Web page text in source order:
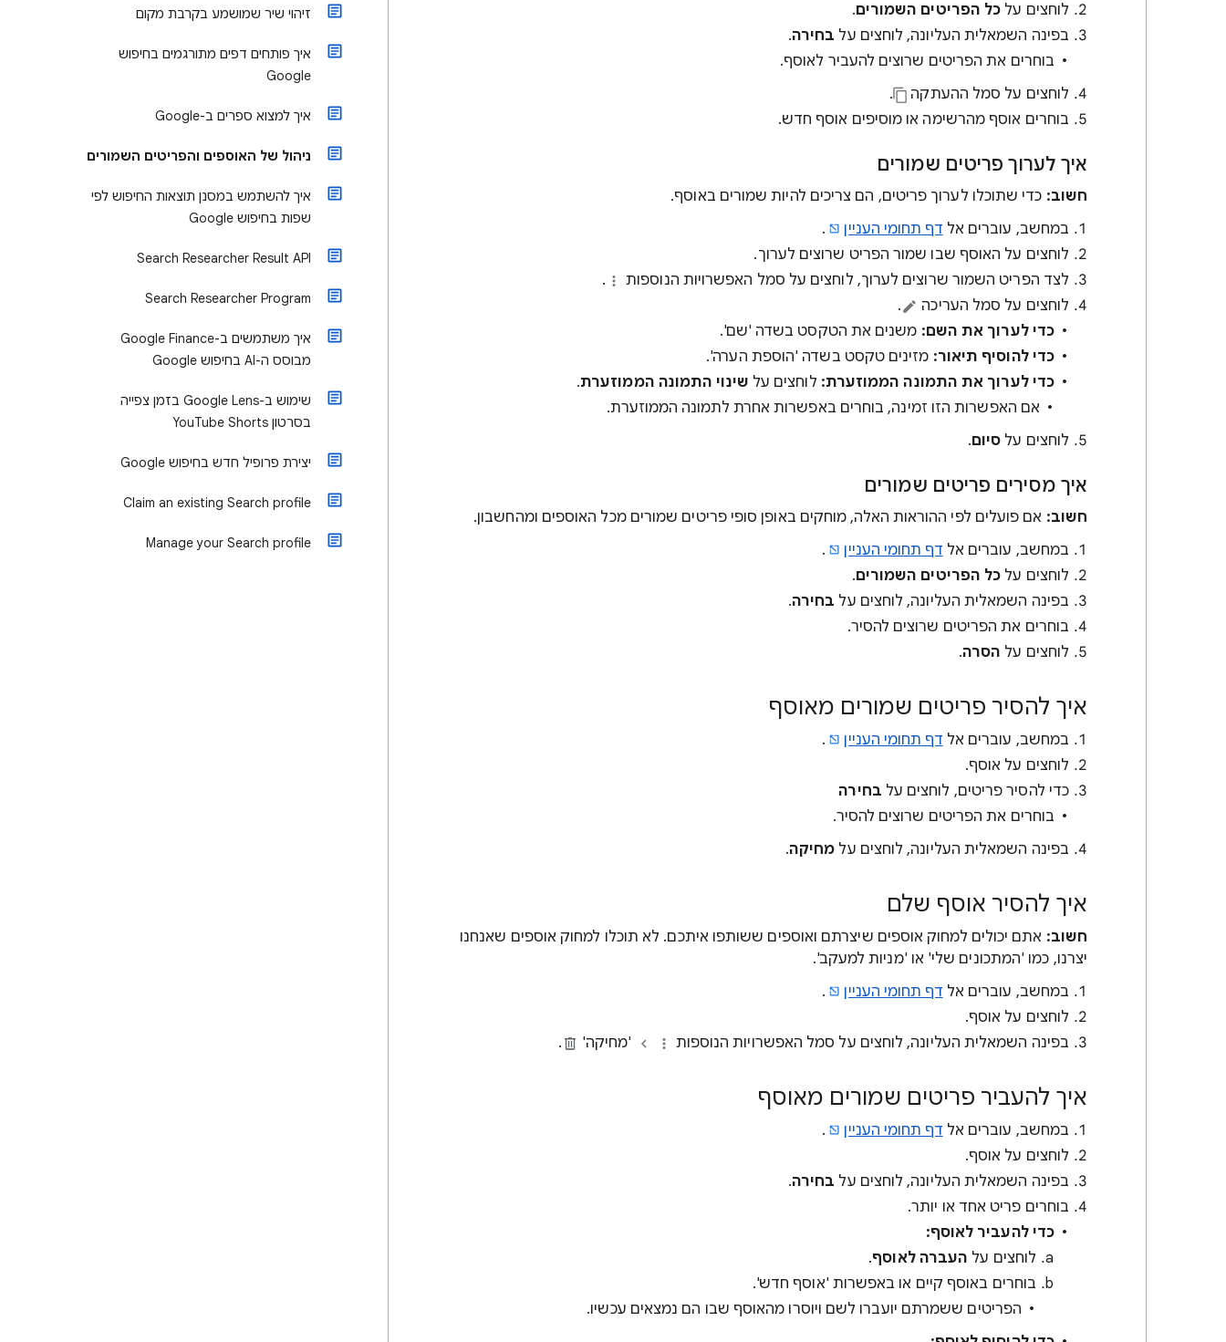
לוחצים על כל הפריטים השמורים.
בפינה השמאלית העליונה, לוחצים על בחירה.
בוחרים את הפריטים שרוצים להעביר לאוסף.
לוחצים על סמל ההעתקה
.
בוחרים אוסף מהרשימה או מוסיפים אוסף חדש.
איך לערוך פריטים שמורים
חשוב: כדי שתוכלו לערוך פריטים, הם צריכים להיות שמורים באוסף.
במחשב, עוברים אל דף תחומי העניין
.
לוחצים על האוסף שבו שמור הפריט שרוצים לערוך.
לצד הפריט השמור שרוצים לערוך, לוחצים על סמל האפשרויות הנוספות
.
לוחצים על סמל העריכה
.
כדי לערוך את השם: משנים את הטקסט בשדה 'שם'.
כדי להוסיף תיאור: מזינים טקסט בשדה 'הוספת הערה'.
כדי לערוך את התמונה הממוזערת: לוחצים על שינוי התמונה הממוזערת.
אם האפשרות הזו זמינה, בוחרים באפשרות אחרת לתמונה הממוזערת.
לוחצים על סיום.
איך מסירים פריטים שמורים
חשוב: אם פועלים לפי ההוראות האלה, מוחקים באופן סופי פריטים שמורים מכל האוספים ומהחשבון.
במחשב, עוברים אל דף תחומי העניין
.
לוחצים על כל הפריטים השמורים.
בפינה השמאלית העליונה, לוחצים על בחירה.
בוחרים את הפריטים שרוצים להסיר.
לוחצים על הסרה.
איך להסיר פריטים שמורים מאוסף
במחשב, עוברים אל דף תחומי העניין
.
לוחצים על אוסף.
כדי להסיר פריטים, לוחצים על בחירה
בוחרים את הפריטים שרוצים להסיר.
בפינה השמאלית העליונה, לוחצים על מחיקה.
איך להסיר אוסף שלם
חשוב: אתם יכולים למחוק אוספים שיצרתם ואוספים ששותפו איתכם. לא תוכלו למחוק אוספים שאנחנו
יצרנו, כמו 'המתכונים שלי' או 'מניות למעקב'.
במחשב, עוברים אל דף תחומי העניין
.
לוחצים על אוסף.
בפינה השמאלית העליונה, לוחצים על סמל האפשרויות הנוספות
'מחיקה' .
איך להעביר פריטים שמורים מאוסף
במחשב, עוברים אל דף תחומי העניין
.
לוחצים על אוסף.
בפינה השמאלית העליונה, לוחצים על בחירה.
בוחרים פריט אחד או יותר.
כדי להעביר לאוסף:
לוחצים על העברה לאוסף.
בוחרים באוסף קיים או באפשרות 'אוסף חדש'.
הפריטים ששמרתם יועברו לשם ויוסרו מהאוסף שבו הם נמצאים עכשיו.
זיהוי שיר שמושמע בקרבת מקום
איך פותחים דפים מתורגמים בחיפוש
Google
איך למצוא ספרים ב-Google
ניהול של האוספים והפריטים השמורים
איך להשתמש במסנן תוצאות החיפוש לפי
שפות בחיפוש Google
Search Researcher Result API
Search Researcher Program
איך משתמשים ב-Google Finance
מבוסס ה-AI בחיפוש Google
שימוש ב-Google Lens בזמן צפייה
בסרטון YouTube Shorts
יצירת פרופיל חדש בחיפוש Google
Claim an existing Search profile
Manage your Search profile